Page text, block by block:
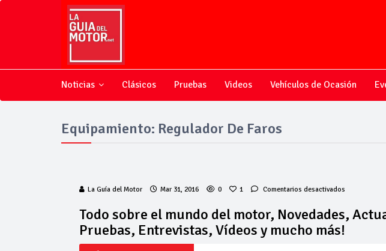
Noticias Clásicos Pruebas Videos Vehículos de Ocasión
Equipamiento: Regulador De Faros
La Guía del Motor Mar 31, 2016 0 1 Comentarios desactivadosen
sobre
el
Todo sobre el mundo del motor, Novedades,
Pruebas, Entrevistas, Vídeos y mucho más!